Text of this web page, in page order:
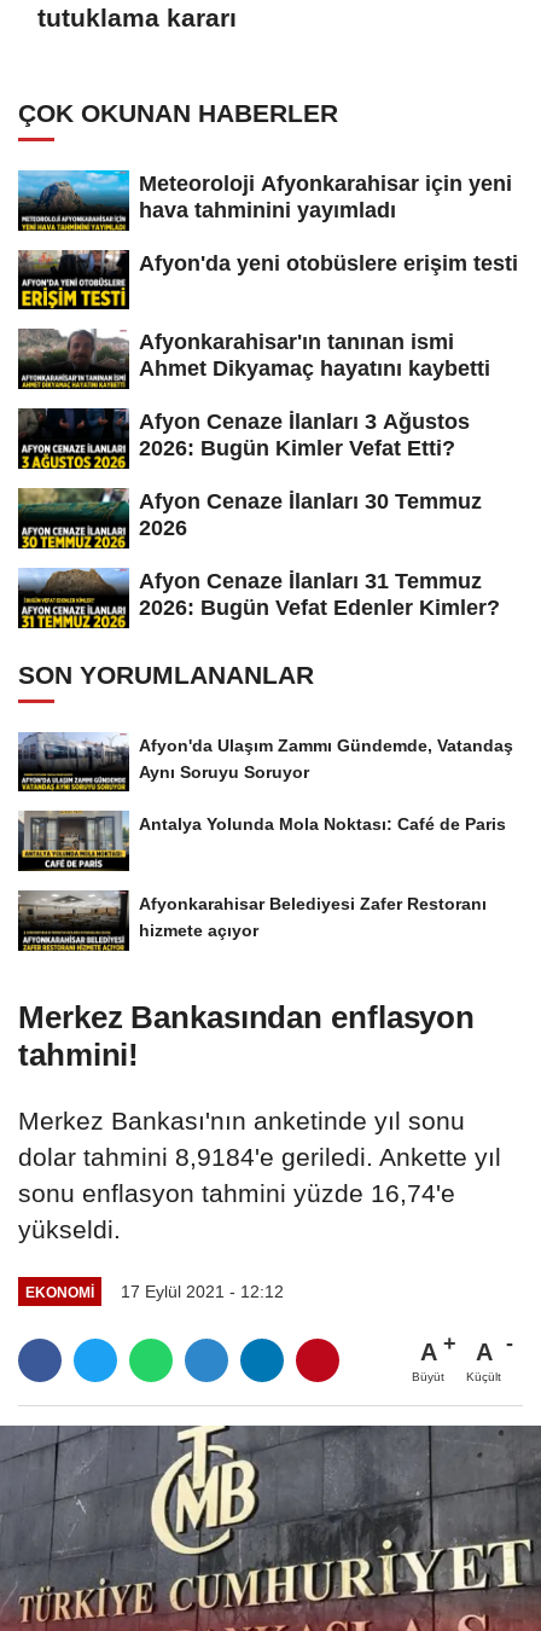
tutuklama kararı
ÇOK OKUNAN HABERLER
Meteoroloji Afyonkarahisar için yeni
hava tahminini yayımladı
Afyon'da yeni otobüslere erişim testi
Afyonkarahisar'ın tanınan ismi
Ahmet Dikyamaç hayatını kaybetti
Afyon Cenaze İlanları 3 Ağustos
2026: Bugün Kimler Vefat Etti?
Afyon Cenaze İlanları 30 Temmuz
2026
Afyon Cenaze İlanları 31 Temmuz
2026: Bugün Vefat Edenler Kimler?
SON YORUMLANANLAR
Afyon'da Ulaşım Zammı Gündemde, Vatandaş
Aynı Soruyu Soruyor
Antalya Yolunda Mola Noktası: Café de Paris
Afyonkarahisar Belediyesi Zafer Restoranı
hizmete açıyor
Merkez Bankasından enflasyon
tahmini!
Merkez Bankası'nın anketinde yıl sonu
dolar tahmini 8,9184'e geriledi. Ankette yıl
sonu enflasyon tahmini yüzde 16,74'e
yükseldi.
EKONOMI 17 Eylül 2021 - 12:12
A
Büyüt
A
Küçült